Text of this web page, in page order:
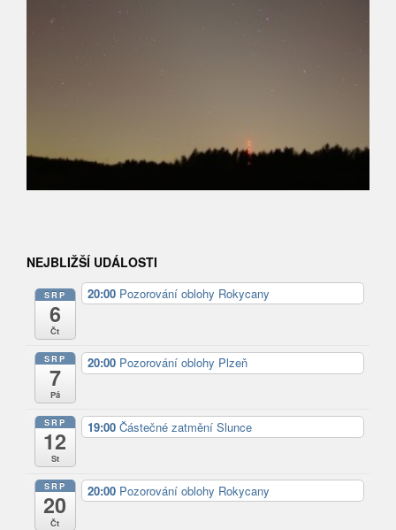
NEJBLIŽŠÍ UDÁLOSTI
SRP
6
Čt
20:00 Pozorování oblohy Rokycany
SRP
7
Pá
20:00 Pozorování oblohy Plzeň
SRP
12
St
19:00 Částečné zatmění Slunce
SRP
20
Čt
20:00 Pozorování oblohy Rokycany